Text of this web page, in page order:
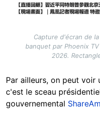
Capture d'écran de
banquet par Phoenix
2026.
Par ailleurs, on peut voir
c'est le sceau
gouvernemental